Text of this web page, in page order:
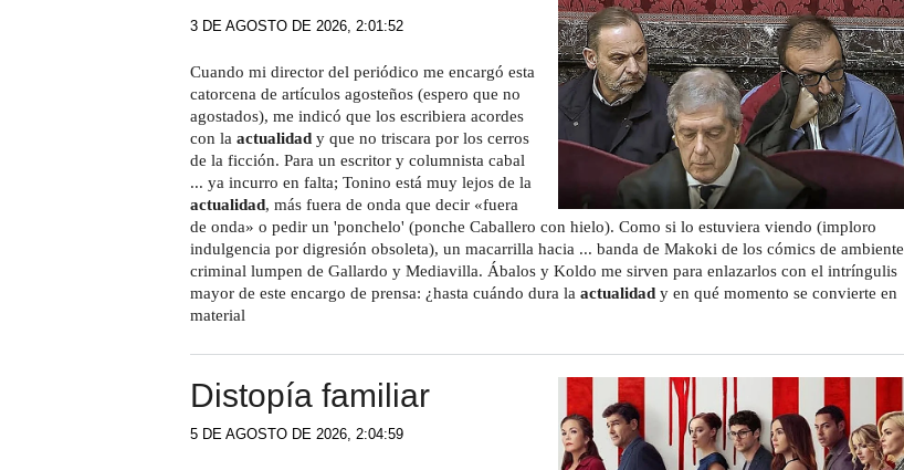
3 DE AGOSTO DE 2026, 2:01:52
Cuando mi director del periódico me encargó esta
catorcena de artículos agosteños (espero que no
agostados), me indicó que los escribiera acordes
con la actualidad y que no triscara por los cerros
de la ficción. Para un escritor y columnista cabal
... ya incurro en falta; Tonino está muy lejos de la
actualidad, más fuera de onda que decir «fuera
de onda» o pedir un 'ponchelo' (ponche Caballero con hielo). Como si lo estuviera viendo (imploro
indulgencia por digresión obsoleta), un macarrilla hacia ... banda de Makoki de los cómics de ambiente
criminal lumpen de Gallardo y Mediavilla. Ábalos y Koldo me sirven para enlazarlos con el intríngulis
mayor de este encargo de prensa: ¿hasta cuándo dura la actualidad y en qué momento se convierte en
material
Distopía familiar
5 DE AGOSTO DE 2026, 2:04:59